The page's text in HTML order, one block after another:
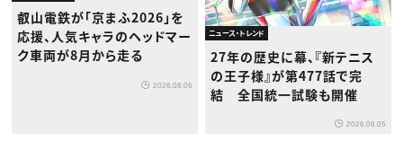
叡山電鉄が「京まふ2026」を
応援、人気キャラのヘッドマー
ク車両が8月から走る
2026.08.05
ニュース・トレンド
27年の歴史に幕、『新テニス
の王子様』が第477話で完
結 全国統一試験も開催
2026.08.05